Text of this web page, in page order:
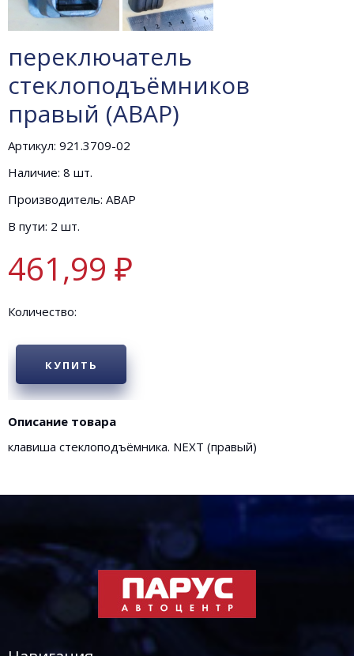
переключатель
стеклоподъёмников
правый (АВАР)
Артикул: 921.3709-02
Наличие: 8 шт.
Производитель: АВАР
В пути: 2 шт.
461,99 ₽
Количество:
КУПИТЬ
Описание товара
клавиша стеклоподъёмника. NEXT (правый)